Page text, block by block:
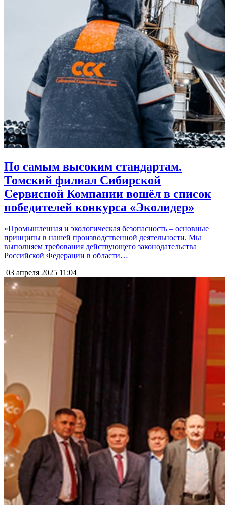
По самым высоким стандартам.
Томский филиал Сибирской
Сервисной Компании вошёл в список
победителей конкурса «Эколидер»
«Промышленная и экологическая безопасность – основные
принципы в нашей производственной деятельности. Мы
выполняем требования действующего законодательства
Российской Федерации в области…
03 апреля 2025 11:04